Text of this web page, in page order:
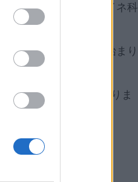
時期です。5月にはイネ科
下旬からブタクサが始まり
主要アレルゲンとなりま